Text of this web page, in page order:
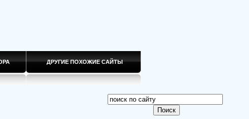
ДРУГИЕ ПОХОЖИЕ САЙТЫ